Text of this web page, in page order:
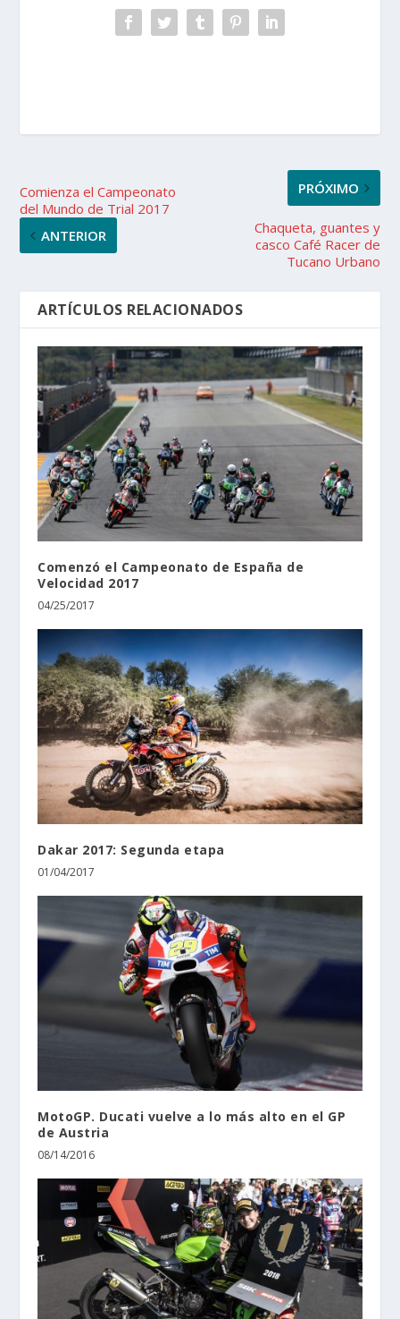
Comienza el Campeonato
del Mundo de Trial 2017
ANTERIOR
PRÓXIMO
Chaqueta, guantes y
casco Café Racer de
Tucano Urbano
ARTÍCULOS RELACIONADOS
Comenzó el Campeonato de España de
Velocidad 2017
04/25/2017
Dakar 2017: Segunda etapa
01/04/2017
MotoGP. Ducati vuelve a lo más alto en el GP
de Austria
08/14/2016